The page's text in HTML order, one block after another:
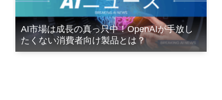
AI市場は成長の真っ只中！OpenAIが手放し
たくない消費者向け製品とは？